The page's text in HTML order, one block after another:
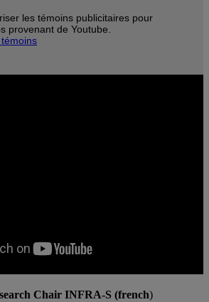
les témoins publicitaires pour
provenant de Youtube.
Chair INFRA-S (french)